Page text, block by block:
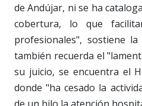
de Andújar, ni se ha
cobertura, lo que
profesionales", sostiene
también recuerda el
su juicio, se encuentra el
donde "ha cesado la
de un hilo la atención